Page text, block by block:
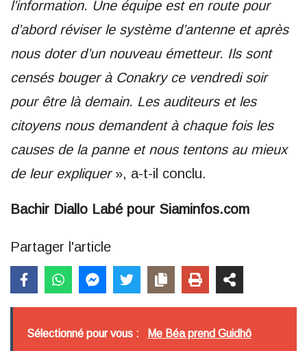
l’information. Une équipe est en route pour
d’abord réviser le système d’antenne et après
nous doter d’un nouveau émetteur. Ils sont
censés bouger à Conakry ce vendredi soir
pour être là demain. Les auditeurs et les
citoyens nous demandent à chaque fois les
causes de la panne et nous tentons au mieux
de leur expliquer», a-t-il conclu.
Bachir Diallo Labé pour Siaminfos.com
Partager l'article
Sélectionné pour vous : Me Béa prend Guidhô